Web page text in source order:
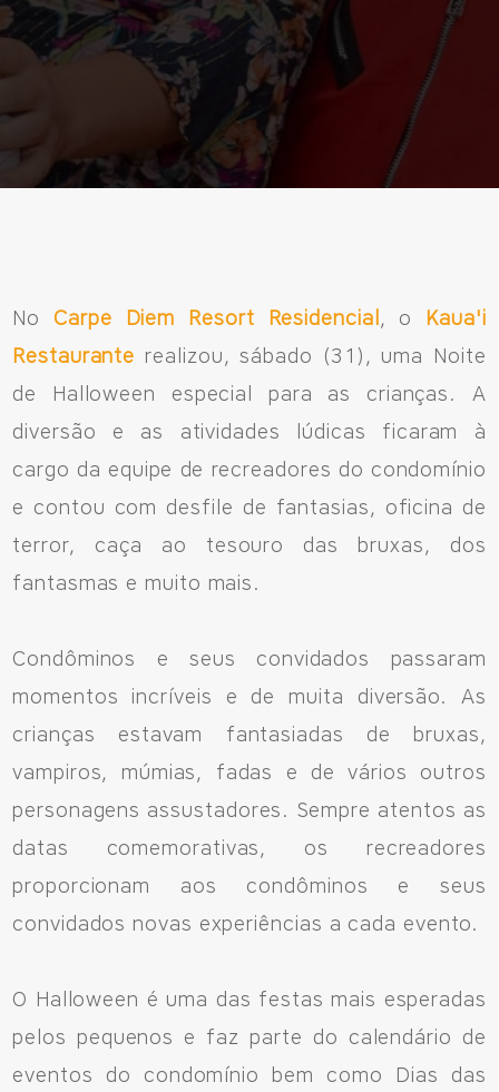
Fale Conosco
CNPJ: 04.536.786/0001-17
556692085083
No Carpe Diem Resort Residencial , o Kaua'i
Restaurante realizou, sábado (31), uma Noite
de Halloween especial para as crianças. A
diversão e as atividades lúdicas ficaram à
cargo da equipe de recreadores do condomínio
e contou com desfile de fantasias, oficina de
terror, caça ao tesouro das bruxas, dos
fantasmas e muito mais.
Condôminos e seus convidados passaram
momentos incríveis e de muita diversão. As
crianças estavam fantasiadas de bruxas,
vampiros, múmias, fadas e de vários outros
personagens assustadores. Sempre atentos as
datas comemorativas, os recreadores
proporcionam aos condôminos e seus
convidados novas experiências a cada evento.
O Halloween é uma das festas mais esperadas
pelos pequenos e faz parte do calendário de
eventos do condomínio bem como Dias das